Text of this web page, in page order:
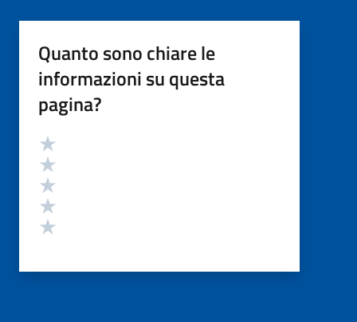
Quanto sono chiare le
informazioni su questa
pagina?
Valutazione